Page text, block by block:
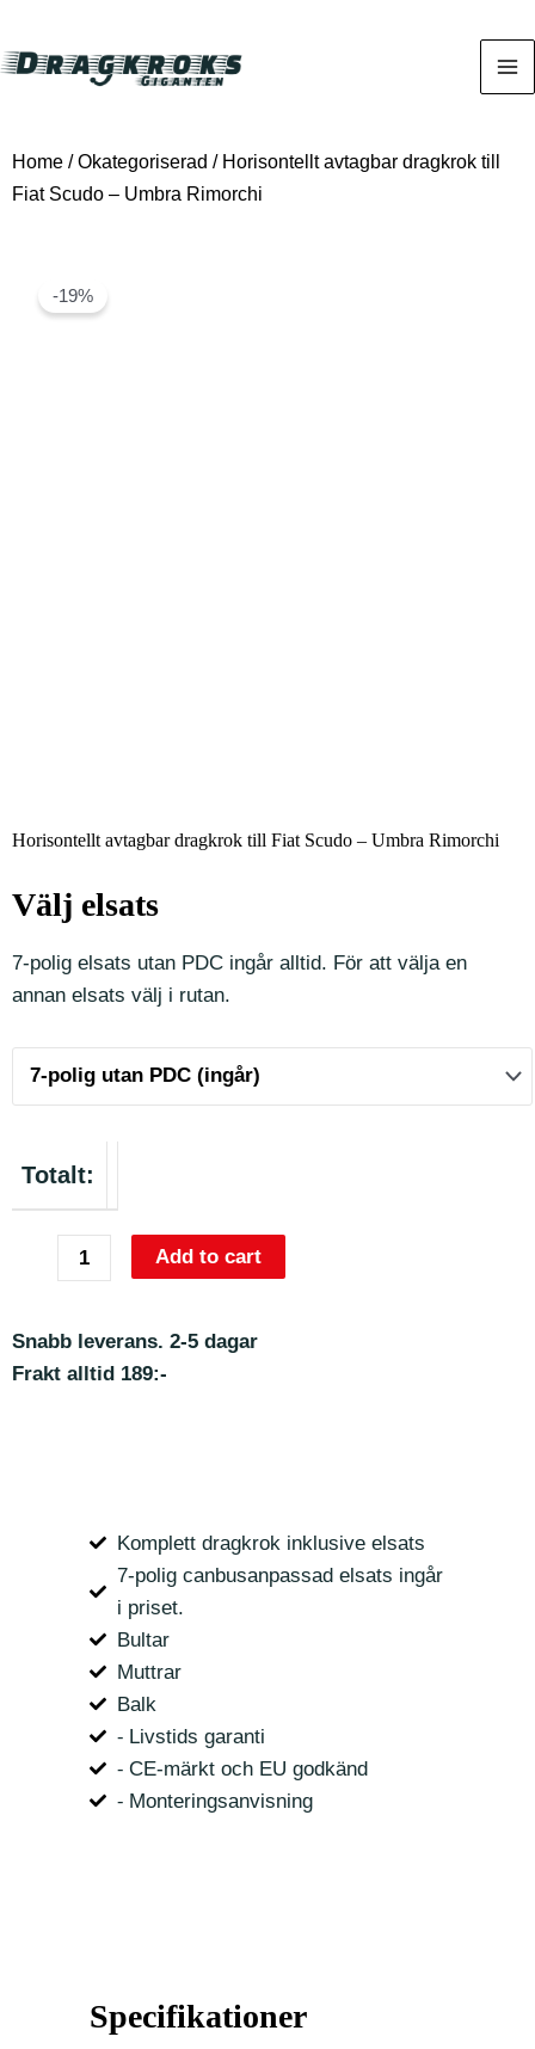
Home /Okategoriserad / Horisontellt avtagbar dragkrok till
Fiat Scudo – Umbra Rimorchi
-19%
Horisontellt avtagbar dragkrok till Fiat Scudo – Umbra Rimorchi
Välj elsats
7-polig elsats utan PDC ingår alltid. För att välja en
annan elsats välj i rutan.
Totalt:
Add to cart
Snabb leverans. 2-5 dagar
Frakt alltid 189:-
Komplett dragkrok inklusive elsats
7-polig canbusanpassad elsats ingår
i priset.
Bultar
Muttrar
Balk
⁃ Livstids garanti
⁃ CE-märkt och EU godkänd
⁃ Monteringsanvisning
Specifikationer